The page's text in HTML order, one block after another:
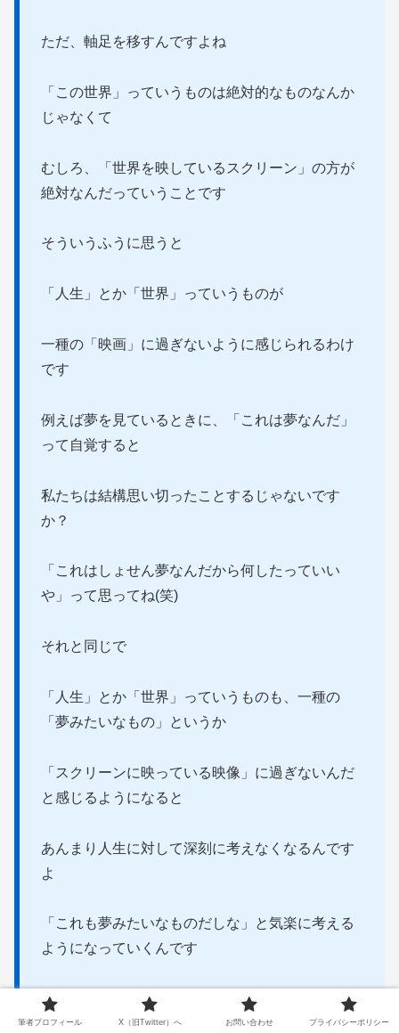
ただ、軸足を移すんですよね
「この世界」っていうものは絶対的なものなんか
じゃなくて
むしろ、「世界を映しているスクリーン」の方が
絶対なんだっていうことです
そういうふうに思うと
「人生」とか「世界」っていうものが
一種の「映画」に過ぎないように感じられるわけ
です
例えば夢を見ているときに、「これは夢なんだ」
って自覚すると
私たちは結構思い切ったことするじゃないです
か？
「これはしょせん夢なんだから何したっていい
や」って思ってね(笑)
それと同じで
「人生」とか「世界」っていうものも、一種の
「夢みたいなもの」というか
「スクリーンに映っている映像」に過ぎないんだ
と感じるようになると
あんまり人生に対して深刻に考えなくなるんです
よ
「これも夢みたいなものだしな」と気楽に考える
ようになっていくんです
そうして
筆者プロフィール X（旧Twitter）へ お問い合わせ プライバシーポリシー